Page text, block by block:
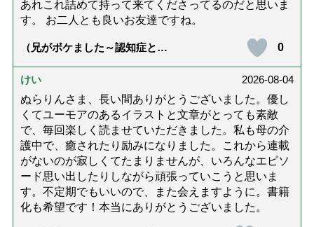
あれこれ詰めて持って来てくださってるのだと思いま
す。 お二人とも良いお友達ですね。
（兄がボケました～認知症と介
達』が届きました」）
0
けい
2026-08-04
ぬらりんさま、長い間ありがとうございました。優し
くてユーモアのあるイラストと文章がとっても素敵
で、毎回楽しく読ませていただきました。私も母の介
護中で、癒されたり励みになりました。これから連載
がないのが寂しくてたまりませんが、いろんなエピソ
ード思い出したりしながら頑張っていこうと思いま
す。不定期でもいいので、また会えますように。書籍
化も希望です！本当にありがとうございました。